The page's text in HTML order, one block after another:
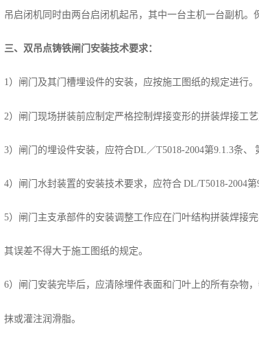
吊启闭机同时由两台启闭机起吊，其中一台主机一台副机。
三、双吊点铸铁闸门安装技术要求：
1）闸门及其门槽埋设件的安装，应按施工图纸的规定进行。
2）闸门现场拼装前应制定严格控制焊接变形的拼装焊接工
3）闸门的埋设件安装，应符合DL／T5018-2004第9.1.3条、
4）闸门水封装置的安装技术要求，应符合 DL/T5018-2004第
5）闸门主支承部件的安装调整工作应在门叶结构拼装焊接
其误差不得大于施工图纸的规定。
6）闸门安装完毕后，应清除埋件表面和门叶上的所有杂物
抹或灌注润滑脂。